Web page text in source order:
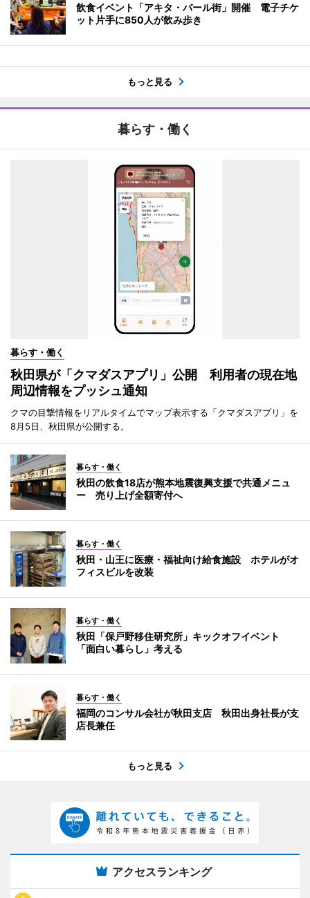
飲食イベント「アキタ・バール街」開催 電子チケ
ット片手に850人が飲み歩き
もっと見る
暮らす・働く
暮らす・働く
秋田県が「クマダスアプリ」公開 利用者の現在地
周辺情報をプッシュ通知
クマの目撃情報をリアルタイムでマップ表示する「クマダスアプリ」を
8月5日、秋田県が公開する。
暮らす・働く
秋田の飲食18店が熊本地震復興支援で共通メニュ
ー 売り上げ全額寄付へ
暮らす・働く
秋田・山王に医療・福祉向け給食施設 ホテルがオ
フィスビルを改装
暮らす・働く
秋田「保戸野移住研究所」キックオフイベント
「面白い暮らし」考える
暮らす・働く
福岡のコンサル会社が秋田支店 秋田出身社長が支
店長兼任
もっと見る
アクセスランキング